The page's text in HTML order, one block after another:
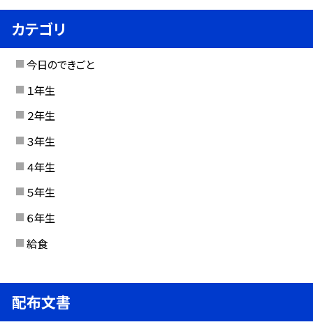
カテゴリ
今日のできごと
１年生
２年生
３年生
４年生
５年生
６年生
給食
配布文書